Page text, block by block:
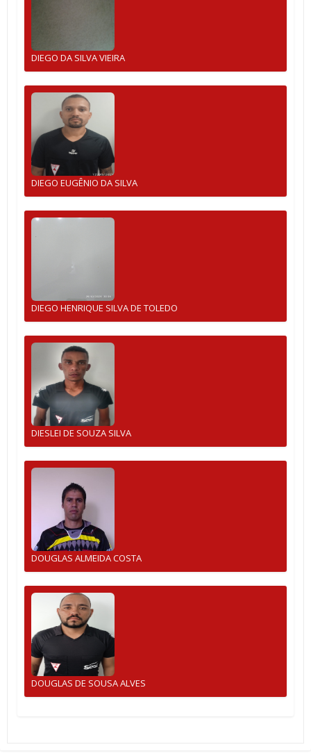
DIEGO DA SILVA VIEIRA
DIEGO EUGÊNIO DA SILVA
DIEGO HENRIQUE SILVA DE TOLEDO
DIESLEI DE SOUZA SILVA
DOUGLAS ALMEIDA COSTA
DOUGLAS DE SOUSA ALVES